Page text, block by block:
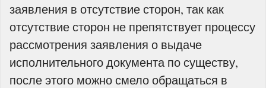
заявления в отсутствие сторон, так как
отсутствие сторон не препятствует процессу
рассмотрения заявления о выдаче
исполнительного документа по существу,
после этого можно смело обращаться в